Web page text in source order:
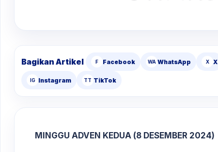
Bagikan Artikel F Facebook WA WhatsApp X X
IG Instagram TT TikTok
MINGGU ADVEN KEDUA (8 DESEMBER 2024)